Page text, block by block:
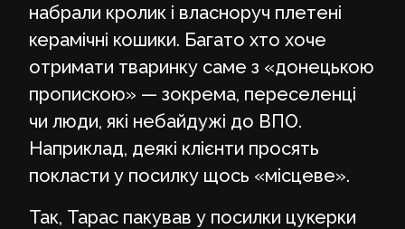
набрали кролик і власноруч плетені
керамічні кошики. Багато хто хоче
отримати тваринку саме з «донецькою
пропискою» — зокрема, переселенці
чи люди, які небайдужі до ВПО.
Наприклад, деякі клієнти просять
покласти у посилку щось «місцеве».
Так, Тарас пакував у посилки цукерки